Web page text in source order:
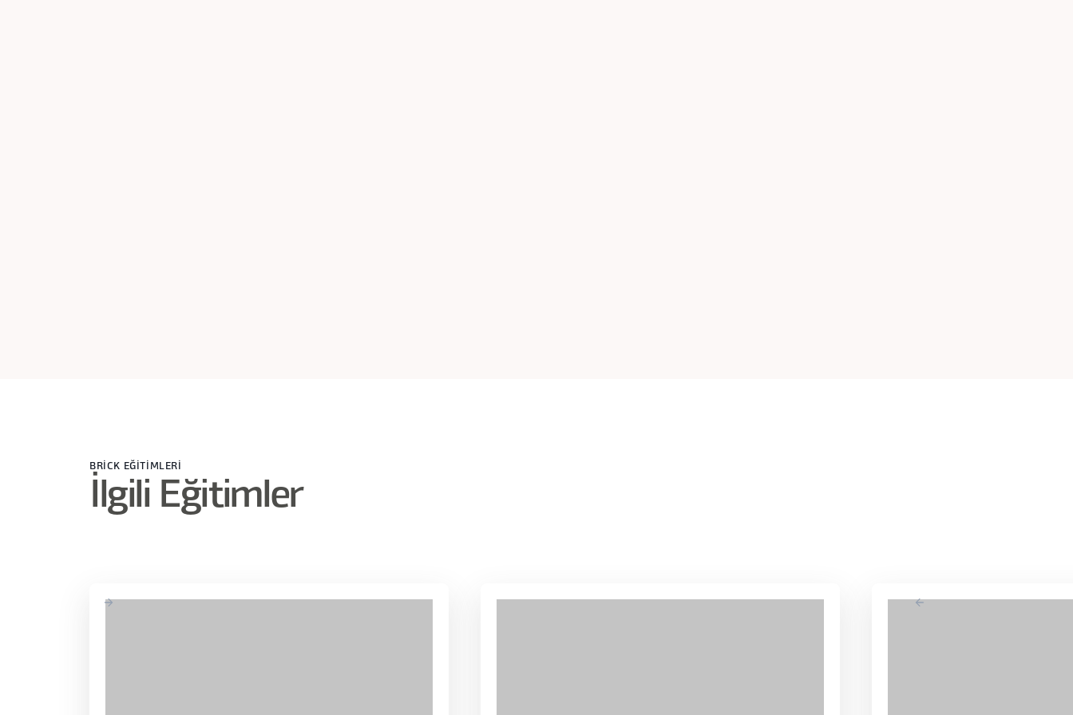
BRİCK EĞİTİMLERİ
İlgili Eğitimler